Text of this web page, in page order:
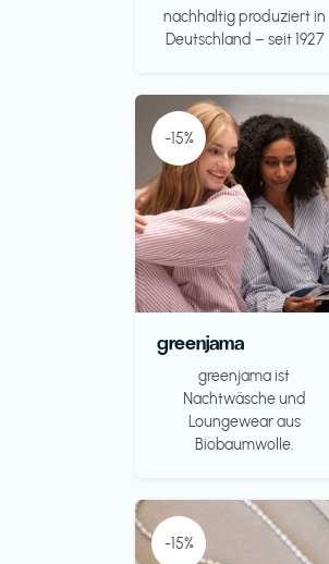
nachhaltig produziert in
Deutschland – seit 1927
-15%
greenjama
greenjama ist
Nachtwäsche und
Loungewear aus
Biobaumwolle.
-15%